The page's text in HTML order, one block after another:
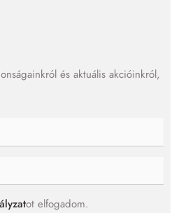
és aktuális akcióinkról,
ot elfogadom.